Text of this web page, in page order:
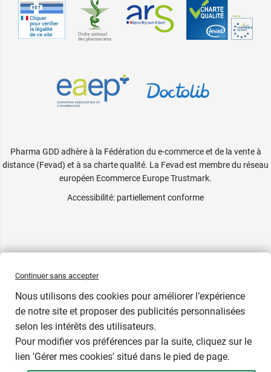
Pharma GDD adhère à la Fédération du e-commerce et de la vente à
distance (Fevad) et à sa charte qualité. La Fevad est membre du réseau
européen Ecommerce Europe Trustmark.
Accessibilité: partiellement conforme
Continuer sans accepter
Nous utilisons des cookies pour améliorer l’expérience
de notre site et proposer des publicités personnalisées
selon les intérêts des utilisateurs.
Pour modifier vos préférences par la suite, cliquez sur le
lien 'Gérer mes cookies' situé dans le pied de page.